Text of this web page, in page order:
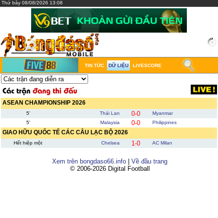
Thứ bảy 08/08/2026 13:08
TIN TỨC DỮ LIỆU LIVESCORE
ASEAN CHAMPIONSHIP 2026
5' Thái Lan 0-0
Myanmar
5'
Malaysia 0-0 Philippines
GIAO HỮU QUỐC TẾ CÁC CÂU LẠC BỘ 2026
Hết hiệp một Chelsea 1-0 AC Milan
Xem trên bongdaso66.info | Về đầu trang
© 2006-2026 Digital Football